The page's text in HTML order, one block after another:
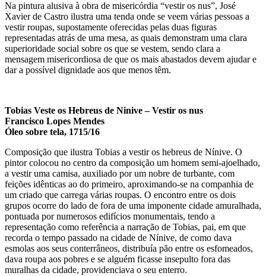
Na pintura alusiva à obra de misericórdia “vestir os nus”, José
Xavier de Castro ilustra uma tenda onde se veem várias pessoas a
vestir roupas, supostamente oferecidas pelas duas figuras
representadas atrás de uma mesa, as quais demonstram uma clara
superioridade social sobre os que se vestem, sendo clara a
mensagem misericordiosa de que os mais abastados devem ajudar e
dar a possível dignidade aos que menos têm.
Tobias Veste os Hebreus de Ninive – Vestir os nus
Francisco Lopes Mendes
Óleo sobre tela, 1715/16
Composição que ilustra Tobias a vestir os hebreus de Nínive. O
pintor colocou no centro da composição um homem semi-ajoelhado,
a vestir uma camisa, auxiliado por um nobre de turbante, com
feições idênticas ao do primeiro, aproximando-se na companhia de
um criado que carrega várias roupas. O encontro entre os dois
grupos ocorre do lado de fora de uma imponente cidade amuralhada,
pontuada por numerosos edifícios monumentais, tendo a
representação como referência a narração de Tobias, pai, em que
recorda o tempo passado na cidade de Nínive, de como dava
esmolas aos seus conterrâneos, distribuía pão entre os esfomeados,
dava roupa aos pobres e se alguém ficasse insepulto fora das
muralhas da cidade, providenciava o seu enterro.